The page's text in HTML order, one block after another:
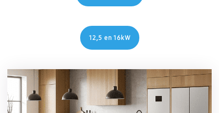
12,5 en 16kW